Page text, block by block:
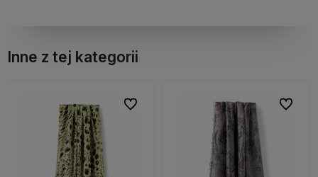
Inne z tej kategorii
Do ulubionych
Do ulubionych Do
Do